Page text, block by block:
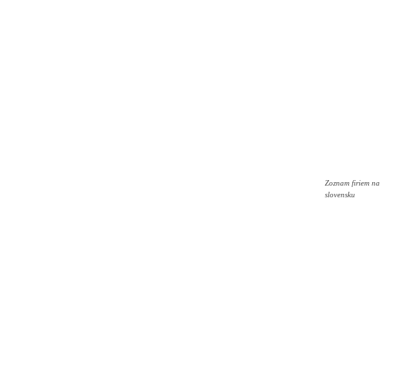
Zoznam firiem na
slovensku